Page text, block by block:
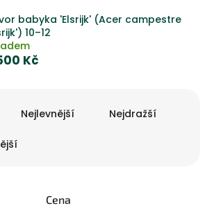
babyka 'Elsrijk' (Acer campestre
10–12
Kč
Nejlevnější Nejdražší
Cena